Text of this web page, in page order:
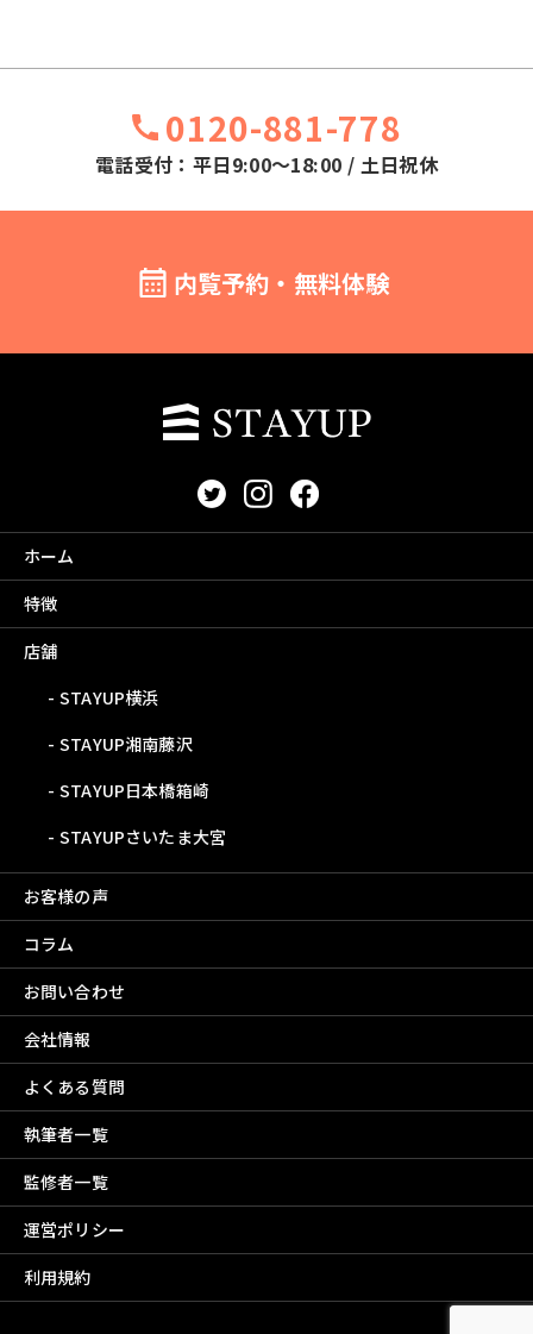
0120-881-778
電話受付：平日9:00～18:00 / 土日祝休
内覧予約・無料体験
ホーム
特徴
店舗
STAYUP横浜
STAYUP湘南藤沢
STAYUP日本橋箱崎
STAYUPさいたま大宮
お客様の声
コラム
お問い合わせ
会社情報
よくある質問
執筆者一覧
監修者一覧
運営ポリシー
利用規約